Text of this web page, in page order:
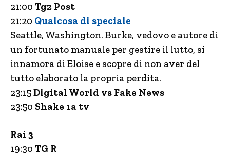
21:00 Tg2 Post
21:20 Qualcosa di speciale
Seattle, Washington. Burke, vedovo e autore di
un fortunato manuale per gestire il lutto, si
innamora di Eloise e scopre di non aver del
tutto elaborato la propria perdita.
23:15Digital World vs Fake News
23:50 Shake 1a tv
Rai 3
19:30 TG R